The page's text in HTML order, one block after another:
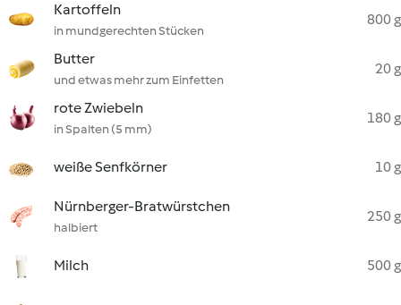
Kartoffeln
in mundgerechten Stücken
800 g
Butter
und etwas mehr zum Einfetten
20 g
rote Zwiebeln
in Spalten (5 mm)
180 g
weiße Senfkörner 10 g
Nürnberger-Bratwürstchen
halbiert
250 g
Milch 500 g